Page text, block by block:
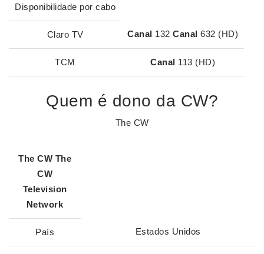
Disponibilidade por cabo
Claro TV Canal 132 Canal 632 (HD)
TCM Canal 113 (HD)
Quem é dono da CW?
The CW
The CW The
CW
Television
Network
País Estados Unidos